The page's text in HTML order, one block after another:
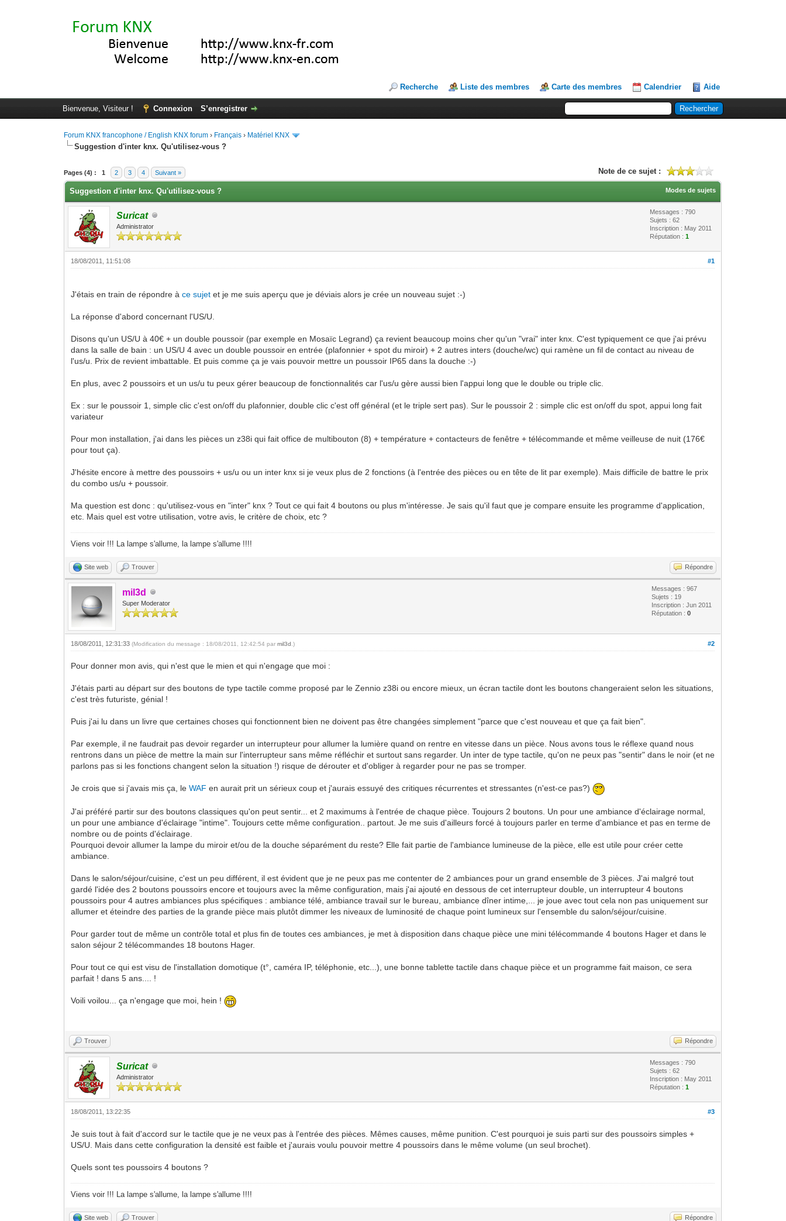
Recherche Liste des membres Carte des membres Calendrier Aide
Bienvenue, Visiteur ! Connexion S’enregistrer
Forum KNX francophone / English KNX forum › Français › Matériel KNX
Suggestion d'inter knx. Qu'utilisez-vous ?
Pages (4) : 1 2 3 4 Suivant » Note de ce sujet :
Moyenne : 3 (1 vote(s))
1
2
3
4
5
Modes de sujets
Suggestion d'inter knx. Qu'utilisez-vous ?
Suricat
Administrator
Messages : 790
Sujets : 62
Inscription : May 2011
Réputation :1
#1
18/08/2011, 11:51:08
J'étais en train de répondre àce sujet et je me suis aperçu que je déviais alors je crée un nouveau sujet :-)
La réponse d'abord concernant l'US/U.
Disons qu'un US/U à 40€ + un double poussoir (par exemple en Mosaïc Legrand) ça revient beaucoup moins cher qu'un "vrai" inter knx. C'est typiquement ce que j'ai prévu
dans la salle de bain : un US/U 4 avec un double poussoir en entrée (plafonnier + spot du miroir) + 2 autres inters (douche/wc) qui ramène un fil de contact au niveau de
l'us/u. Prix de revient imbattable. Et puis comme ça je vais pouvoir mettre un poussoir IP65 dans la douche :-)
En plus, avec 2 poussoirs et un us/u tu peux gérer beaucoup de fonctionnalités car l'us/u gère aussi bien l'appui long que le double ou triple clic.
Ex : sur le poussoir 1, simple clic c'est on/off du plafonnier, double clic c'est off général (et le triple sert pas). Sur le poussoir 2 : simple clic est on/off du spot, appui long fait
variateur
Pour mon installation, j'ai dans les pièces un z38i qui fait office de multibouton (8) + température + contacteurs de fenêtre + télécommande et même veilleuse de nuit (176€
pour tout ça).
J'hésite encore à mettre des poussoirs + us/u ou un inter knx si je veux plus de 2 fonctions (à l'entrée des pièces ou en tête de lit par exemple). Mais difficile de battre le prix
du combo us/u + poussoir.
Ma question est donc : qu'utilisez-vous en "inter" knx ? Tout ce qui fait 4 boutons ou plus m'intéresse. Je sais qu'il faut que je compare ensuite les programme d'application,
etc. Mais quel est votre utilisation, votre avis, le critère de choix, etc ?
Viens voir !!! La lampe s'allume, la lampe s'allume !!!!
Site web Trouver Répondre
mil3d
Super Moderator
Messages : 967
Sujets : 19
Inscription : Jun 2011
Réputation :0
#2
18/08/2011, 12:31:33(Modification du message : 18/08/2011, 12:42:54 parmil3d .)
Pour donner mon avis, qui n'est que le mien et qui n'engage que moi :
J'étais parti au départ sur des boutons de type tactile comme proposé par le Zennio z38i ou encore mieux, un écran tactile dont les boutons changeraient selon les situations,
c'est très futuriste, génial !
Puis j'ai lu dans un livre que certaines choses qui fonctionnent bien ne doivent pas être changées simplement "parce que c'est nouveau et que ça fait bien".
Par exemple, il ne faudrait pas devoir regarder un interrupteur pour allumer la lumière quand on rentre en vitesse dans un pièce. Nous avons tous le réflexe quand nous
rentrons dans un pièce de mettre la main sur l'interrupteur sans même réfléchir et surtout sans regarder. Un inter de type tactile, qu'on ne peux pas "sentir" dans le noir (et ne
parlons pas si les fonctions changent selon la situation !) risque de dérouter et d'obliger à regarder pour ne pas se tromper.
Je crois que si j'avais mis ça, leWAF en aurait prit un sérieux coup et j'aurais essuyé des critiques récurrentes et stressantes (n'est-ce pas?)
J'ai préféré partir sur des boutons classiques qu'on peut sentir... et 2 maximums à l'entrée de chaque pièce. Toujours 2 boutons. Un pour une ambiance d'éclairage normal,
un pour une ambiance d'éclairage "intime". Toujours cette même configuration.. partout. Je me suis d'ailleurs forcé à toujours parler en terme d'ambiance et pas en terme de
nombre ou de points d'éclairage.
Pourquoi devoir allumer la lampe du miroir et/ou de la douche séparément du reste? Elle fait partie de l'ambiance lumineuse de la pièce, elle est utile pour créer cette
ambiance.
Dans le salon/séjour/cuisine, c'est un peu différent, il est évident que je ne peux pas me contenter de 2 ambiances pour un grand ensemble de 3 pièces. J'ai malgré tout
gardé l'idée des 2 boutons poussoirs encore et toujours avec la même configuration, mais j'ai ajouté en dessous de cet interrupteur double, un interrupteur 4 boutons
poussoirs pour 4 autres ambiances plus spécifiques : ambiance télé, ambiance travail sur le bureau, ambiance dîner intime,... je joue avec tout cela non pas uniquement sur
allumer et éteindre des parties de la grande pièce mais plutôt dimmer les niveaux de luminosité de chaque point lumineux sur l'ensemble du salon/séjour/cuisine.
Pour garder tout de même un contrôle total et plus fin de toutes ces ambiances, je met à disposition dans chaque pièce une mini télécommande 4 boutons Hager et dans le
salon séjour 2 télécommandes 18 boutons Hager.
Pour tout ce qui est visu de l'installation domotique (t°, caméra IP, téléphonie, etc...), une bonne tablette tactile dans chaque pièce et un programme fait maison, ce sera
parfait ! dans 5 ans.... !
Voili voilou... ça n'engage que moi, hein !
Trouver Répondre
Suricat
Administrator
Messages : 790
Sujets : 62
Inscription : May 2011
Réputation :1
#3
18/08/2011, 13:22:35
Je suis tout à fait d'accord sur le tactile que je ne veux pas à l'entrée des pièces. Mêmes causes, même punition. C'est pourquoi je suis parti sur des poussoirs simples +
US/U. Mais dans cette configuration la densité est faible et j'aurais voulu pouvoir mettre 4 poussoirs dans le même volume (un seul brochet).
Quels sont tes poussoirs 4 boutons ?
Viens voir !!! La lampe s'allume, la lampe s'allume !!!!
Site web Trouver Répondre